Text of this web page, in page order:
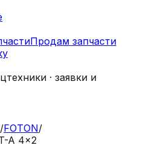
Продам запчасти
· заявки и
/FOTON/
A 4x2